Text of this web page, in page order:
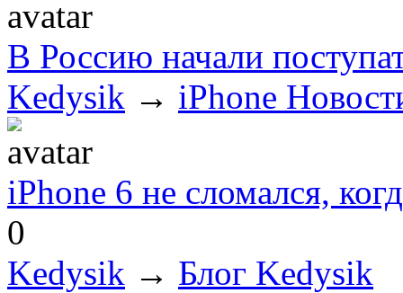
В Россию начали
Kedysik → iPhone
iPhone 6 не сломался,
0
Kedysik → Блог Kedysik